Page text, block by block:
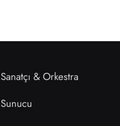
Sanatçı & Orkestra
Sunucu